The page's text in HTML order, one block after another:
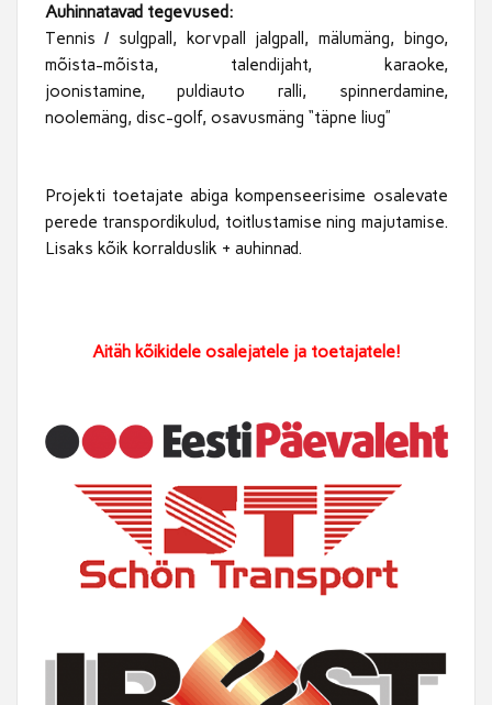
Auhinnatavad tegevused:
Tennis / sulgpall, korvpall jalgpall, mälumäng, bingo,
mõista-mõista, talendijaht, karaoke,
joonistamine, puldiauto ralli, spinnerdamine,
noolemäng, disc-golf, osavusmäng “täpne liug”
Projekti toetajate abiga kompenseerisime osalevate
perede transpordikulud, toitlustamise ning majutamise.
Lisaks kõik korralduslik + auhinnad.
Aitäh kõikidele osalejatele ja toetajatele!